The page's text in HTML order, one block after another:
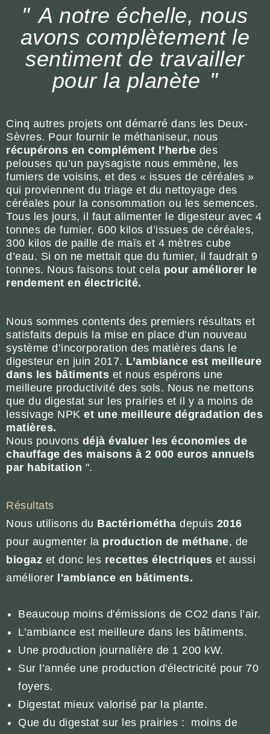
A notre échelle, nous
avons complètement le
sentiment de travailler
pour la planète
Cinq autres projets ont démarré dans les Deux-
Sèvres. Pour fournir le méthaniseur, nous
récupérons en complément l’herbe des
pelouses qu’un paysagiste nous emmène, les
fumiers de voisins, et des « issues de céréales »
qui proviennent du triage et du nettoyage des
céréales pour la consommation ou les semences.
Tous les jours, il faut alimenter le digesteur avec 4
tonnes de fumier, 600 kilos d’issues de céréales,
300 kilos de paille de maïs et 4 mètres cube
d’eau. Si on ne mettait que du fumier, il faudrait 9
tonnes. Nous faisons tout cela pour améliorer le
rendement en électricité.
Nous sommes contents des premiers résultats et
satisfaits depuis la mise en place d’un nouveau
système d’incorporation des matières dans le
digesteur en juin 2017. L’ambiance est meilleure
dans les bâtiments et nous espérons une
meilleure productivité des sols. Nous ne mettons
que du digestat sur les prairies et il y a moins de
lessivage NPK et une meilleure dégradation des
matières.
Nous pouvons déjà évaluer les économies de
chauffage des maisons à 2 000 euros annuels
par habitation ".
Résultats
Nous utilisons du Bactériométha depuis 2016
pour augmenter la production de méthane, de
biogaz et donc les recettes électriques et aussi
améliorer l'ambiance en bâtiments.
Beaucoup moins d'émissions de CO2 dans l’air.
L’ambiance est meilleure dans les bâtiments.
Une production journalière de 1 200 kW.
Sur l’année une production d'électricité pour 70
foyers.
Digestat mieux valorisé par la plante.
Que du digestat sur les prairies : moins de